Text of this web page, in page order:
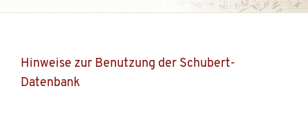
Hinweise zur Benutzung der Schubert-
Datenbank